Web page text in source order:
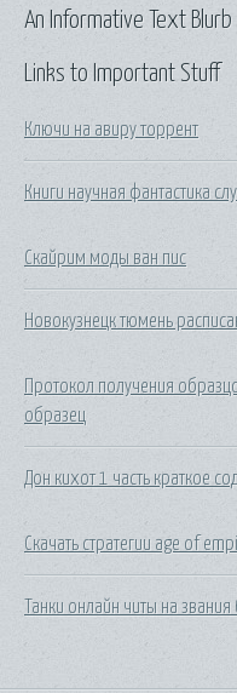
Links to Important Stuff
Ключи на авиру торрент
Книги научная фантастика
Скайрим моды ван пис
Новокузнецк тюмень
Протокол получения
образец
Дон кихот 1 часть краткое
Скачать стратегии age of
Танки онлайн читы на
An Informative Text Blurb